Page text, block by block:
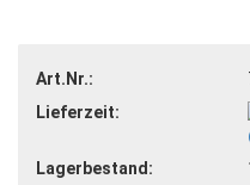
Art.Nr.:
Lieferzeit:
Lagerbestand: